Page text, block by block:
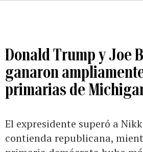
Donald Trump y Joe
ganaron
primarias de
El expresidente superó a
contienda republicana,